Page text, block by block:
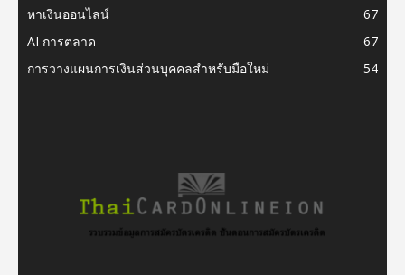
หาเงินออนไลน์
67
AI การตลาด
67
การวางแผนการเงินส่วนบุคคลสำหรับมือใหม่
54